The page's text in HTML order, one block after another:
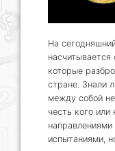
На
которые
стране. Знали
между собой
честь кого или
испытаниями,